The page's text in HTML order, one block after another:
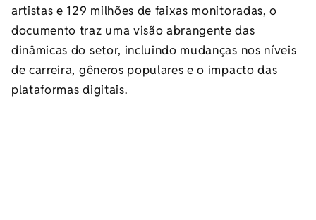
artistas e 129 milhões de faixas monitoradas, o
documento traz uma visão abrangente das
dinâmicas do setor, incluindo mudanças nos níveis
de carreira, gêneros populares e o impacto das
plataformas digitais.